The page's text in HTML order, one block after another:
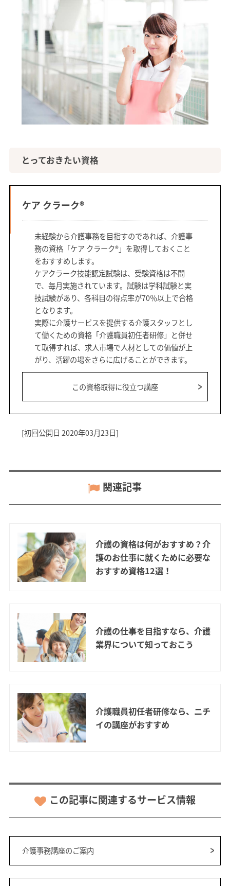
とっておきたい資格
ケア クラーク®
未経験から介護事務を目指すのであれば、介護事
務の資格「ケア クラーク®」を取得しておくこと
をおすすめします。
ケアクラーク技能認定試験は、受験資格は不問
で、毎月実施されています。試験は学科試験と実
技試験があり、各科目の得点率が70％以上で合格
となります。
実際に介護サービスを提供する介護スタッフとし
て働くための資格「介護職員初任者研修」と併せ
て取得すれば、求人市場で人材としての価値が上
がり、活躍の場をさらに広げることができます。
この資格取得に役立つ講座
[初回公開日 2020年03月23日]
関連記事
介護の資格は何がおすすめ？介
護のお仕事に就くために必要な
おすすめ資格12選！
介護の仕事を目指すなら、介護
業界について知っておこう
介護職員初任者研修なら、ニチ
イの講座がおすすめ
この記事に関連するサービス情報
介護事務講座のご案内